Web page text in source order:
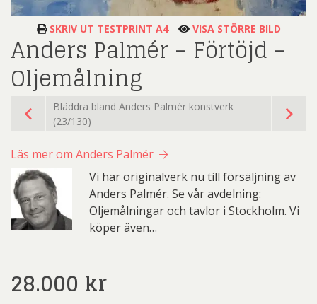
SKRIV UT TESTPRINT A4 VISA STÖRRE BILD
Anders Palmér – Förtöjd –
Oljemålning
Bläddra bland Anders Palmér konstverk
(23/130)
Läs mer om Anders Palmér
Vi har originalverk nu till försäljning av
Anders Palmér. Se vår avdelning:
Oljemålningar och tavlor i Stockholm. Vi
köper även…
28.000 kr